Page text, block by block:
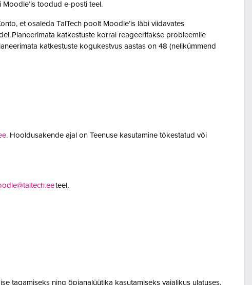
Moodle’is toodud e-posti teel.
et osaleda TalTech poolt Moodle’is läbi viidavates
Planeerimata katkestuste korral reageeritakse probleemile
katkestuste kogukestvus aastas on 48 (nelikümmend
. Hooldusakende ajal on Teenuse kasutamine tõkestatud või
teel.
tagamiseks ning õpianalüütika kasutamiseks vajalikus ulatuses.